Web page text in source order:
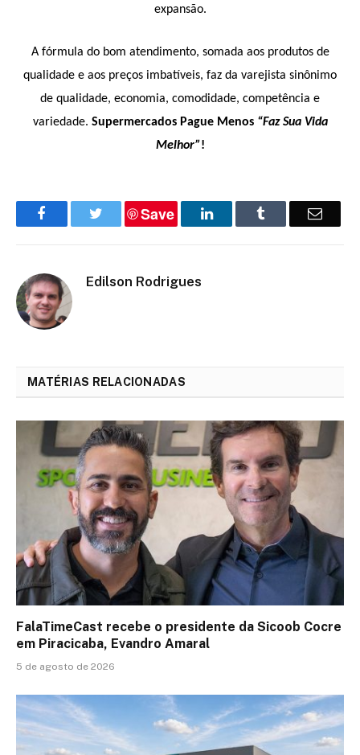
expansão.
A fórmula do bom atendimento, somada aos produtos de
qualidade e aos preços imbatíveis, faz da varejista sinônimo
de qualidade, economia, comodidade, competência e
variedade. Supermercados Pague Menos “Faz Sua Vida
Melhor”!
FacebookTwitterSave LinkedIn Email
Edilson Rodrigues
MATÉRIAS RELACIONADAS
FalaTimeCast recebe o presidente da Sicoob Cocre
em Piracicaba, Evandro Amaral
5 de agosto de 2026